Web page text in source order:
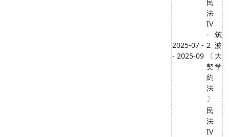
2025-07 -
- 2025-09
民
法
IV
-
2
〔
契
約
法
〕
筑
波
大
学
民
法
IV